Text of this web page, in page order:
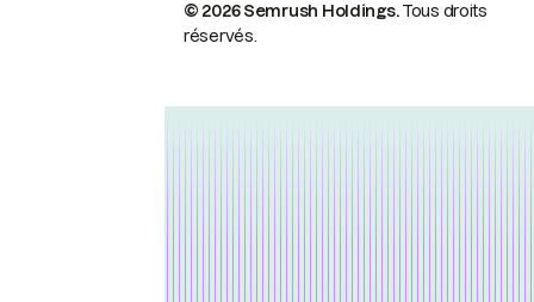
© 2026 Semrush Holdings.Tous droits
réservés.